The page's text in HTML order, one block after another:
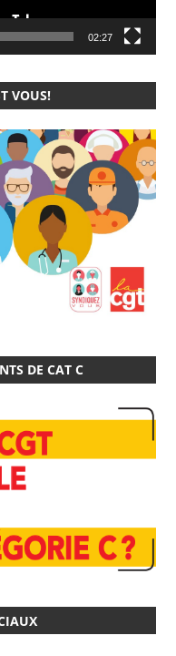
02:27
VOUS!
DE CAT C